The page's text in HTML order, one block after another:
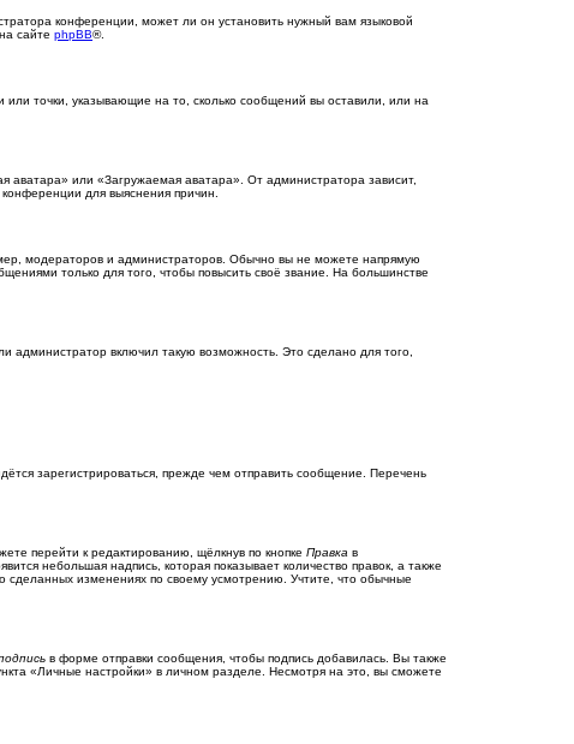
конференции, может ли он установить нужный вам языковой
сайте phpBB®.
точки, указывающие на то, сколько сообщений вы оставили, или на
аватара» или «Загружаемая аватара». От администратора зависит,
для выяснения причин.
модераторов и администраторов. Обычно вы не можете напрямую
только для того, чтобы повысить своё звание. На большинстве
администратор включил такую возможность. Это сделано для того,
зарегистрироваться, прежде чем отправить сообщение. Перечень
перейти к редактированию, щёлкнув по кнопке Правка в
небольшая надпись, которая показывает количество правок, а также
сделанных изменениях по своему усмотрению. Учтите, что обычные
в форме отправки сообщения, чтобы подпись добавилась. Вы также
«Личные настройки» в личном разделе. Несмотря на это, вы сможете